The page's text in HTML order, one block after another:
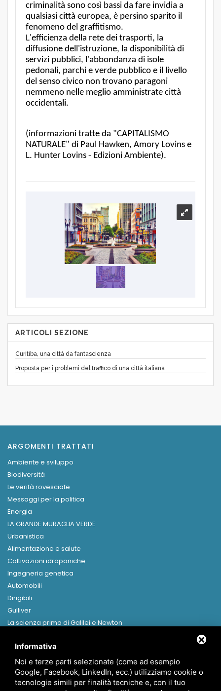
criminalità sono così bassi da fare invidia a
qualsiasi città europea, è persino sparito il
fenomeno del graffitismo.
L'efficienza della rete dei trasporti, la
diffusione dell'istruzione, la disponibilità di
servizi pubblici, l'abbondanza di isole
pedonali, parchi e verde pubblico e il livello
del senso civico non trovano paragoni
nemmeno nelle meglio amministrate città
occidentali.
(informazioni tratte da "CAPITALISMO
NATURALE" di Paul Hawken, Amory Lovins e
L. Hunter Lovins - Edizioni Ambiente).
ARTICOLI SEZIONE
Curitiba, una città da fantascienza
Proposta per i problemi del traffico di una città italiana
ARGOMENTI TRATTATI
Ambiente e sviluppo
Biodiversità
Le verità rovesciate
Messaggi per la politica
Energia
LA GRANDE MURAGLIA VERDE
Urbanistica
Alimentazione e salute
Coltivazioni idroponiche
Ingegneria genetica
Automobili
Dirigibili
Gulliver
La scienza prima di Galilei e Newton
Home
Presentazione
Informativa
Noi e terze parti selezionate (come ad esempio
Google, Facebook, LinkedIn, ecc.) utilizziamo cookie o
tecnologie simili per finalità tecniche e, con il tuo